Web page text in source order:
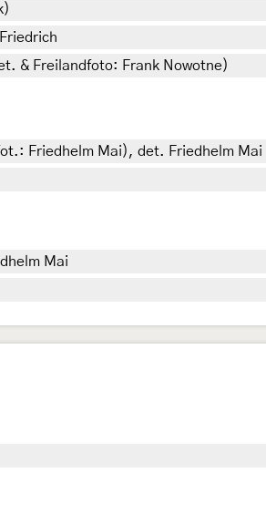
& Freilandfoto: Frank Nowotne)
Friedhelm Mai), det. Friedhelm Mai
Mai